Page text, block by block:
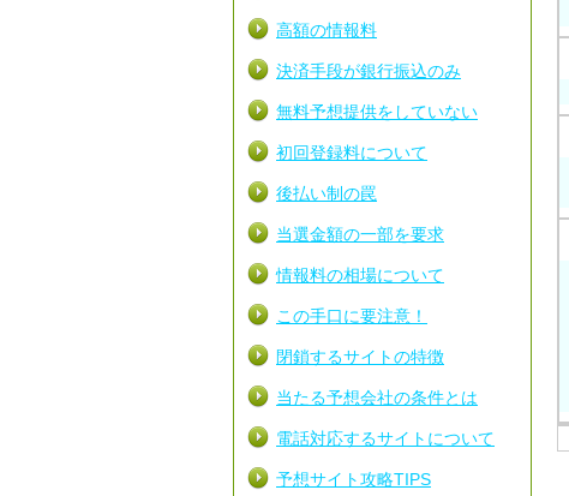
高額の情報料
決済手段が銀行振込のみ
無料予想提供をしていない
初回登録料について
後払い制の罠
当選金額の一部を要求
情報料の相場について
この手口に要注意！
閉鎖するサイトの特徴
当たる予想会社の条件とは
電話対応するサイトについて
予想サイト攻略TIPS